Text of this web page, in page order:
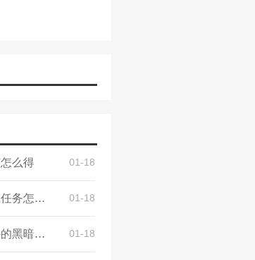
么得 01-18
《原神》攻略——谨遵医嘱阿兹拉任务怎么做 01-18
《崩坏星穹铁道》攻略——在屋外的黑暗中洗涤任务怎么完成 01-18